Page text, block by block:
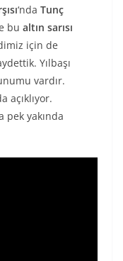
‘nda Tunç
bu altın sarısı
için de
Yılbaşı
vardır.
açıklıyor.
pek yakında